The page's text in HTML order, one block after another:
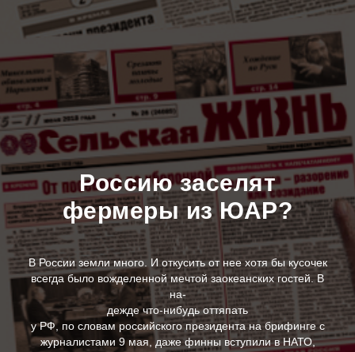
Россию заселят
фермеры из ЮАР?
В России земли много. И откусить от нее хотя бы кусочек
всегда было вожделенной мечтой заокеанских гостей. В
на-
дежде что-нибудь оттяпать
у РФ, по словам российского президента на брифинге с
журналистами 9 мая, даже финны вступили в НАТО,